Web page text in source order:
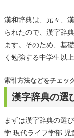
漢和辞典は、元々、
られたので、漢字辞
ます。そのため、基
く勉強する中学生以
漢字辞典の選
索引方法などをチェッ
まずは漢字辞典の選
学 現代ライフ学部 児